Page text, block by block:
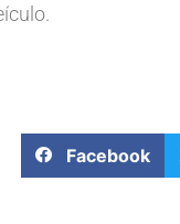
Facebook